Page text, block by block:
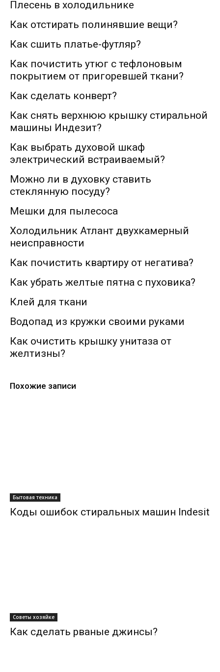
Плесень в холодильнике
Как отстирать полинявшие вещи?
Как сшить платье-футляр?
Как почистить утюг с тефлоновым
покрытием от пригоревшей ткани?
Как сделать конверт?
Как снять верхнюю крышку стиральной
машины Индезит?
Как выбрать духовой шкаф
электрический встраиваемый?
Можно ли в духовку ставить
стеклянную посуду?
Мешки для пылесоса
Холодильник Атлант двухкамерный
неисправности
Как почистить квартиру от негатива?
Как убрать желтые пятна с пуховика?
Клей для ткани
Водопад из кружки своими руками
Как очистить крышку унитаза от
желтизны?
Похожие записи
Бытовая техника
Коды ошибок стиральных машин Indesit
Советы хозяйке
Как сделать рваные джинсы?